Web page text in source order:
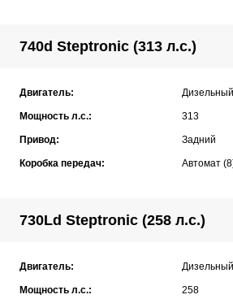
740d Steptronic (313 л.с.)
Двигатель:
Мощность л.с.: 313
Привод: Задний
Коробка передач: Автомат
730Ld Steptronic (258 л.с.)
Двигатель:
Мощность л.с.: 258